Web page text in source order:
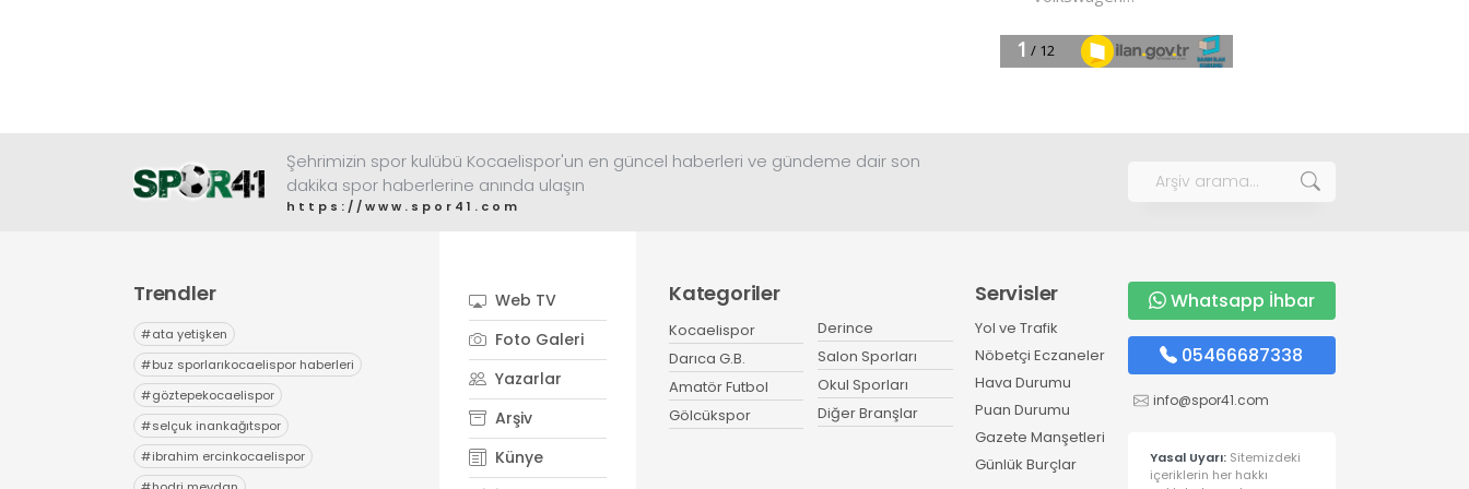
Şehrimizin spor kulübü Kocaelispor'un en güncel haberleri ve gündeme dair son
dakika spor haberlerine anında ulaşın
https://www.spor41.com
Trendler
#ata yetişken
#buz sporlarıkocaelispor haberleri
#göztepekocaelispor
#selçuk inankağıtspor
#ibrahim ercinkocaelispor
Web TV
Foto Galeri
Yazarlar
Arşiv
Künye
Kategoriler
Kocaelispor
Darıca G.B.
Amatör Futbol
Gölcükspor
Derince
Salon Sporları
Okul Sporları
Diğer Branşlar
Servisler
Yol ve Trafik
Nöbetçi Eczaneler
Hava Durumu
Puan Durumu
Gazete Manşetleri
Günlük Burçlar
Whatsapp İhbar
05466687338
info@spor41.com
Yasal Uyarı: Sitemizdeki
içeriklerin her hakkı